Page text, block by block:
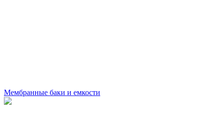
Мембранные баки и емкости